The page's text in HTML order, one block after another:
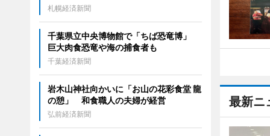
最新ニ
札幌経済新聞
千葉県立中央博物館で「ちば恐竜博」
巨大肉食恐竜や海の捕食者も
千葉経済新聞
岩木山神社向かいに「お山の花彩食堂 龍
の憩」 和食職人の夫婦が経営
弘前経済新聞